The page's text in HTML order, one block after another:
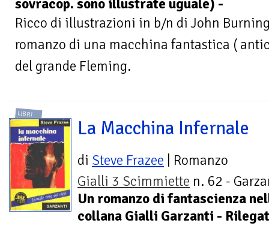
sovracop. sono illustrate uguale) -
Ricco di illustrazioni in b/n di John
romanzo di una macchina fantastica (
del grande Fleming.
LIBRI
La Macchina Infernale
di Steve Frazee | Romanzo
Gialli 3 Scimmiette n. 62 -
Un romanzo di fantascienza
collana Gialli Garzanti -